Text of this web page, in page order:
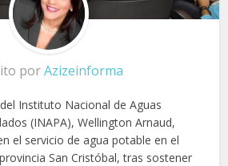
porAzizeinforma
Instituto Nacional de Aguas
(INAPA), Wellington Arnaud,
el servicio de agua potable en el
San Cristóbal, tras sostener